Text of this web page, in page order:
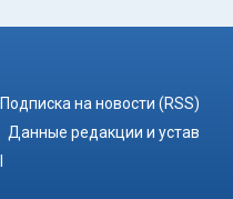
Подписка на новости (RSS)
Данные редакции и устав